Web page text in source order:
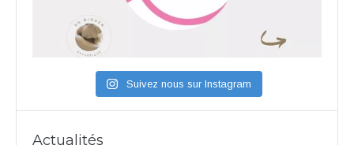
Suivez nous sur Instagram
Actualités